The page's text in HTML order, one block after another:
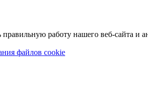
работу нашего веб-сайта и
файлов cookie